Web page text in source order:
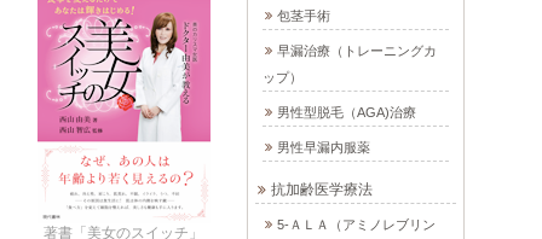
包茎手術
早漏治療（トレーニングカ
ップ）
男性型脱毛（AGA)治療
男性早漏内服薬
抗加齢医学療法
5-ＡＬＡ（アミノレブリン
著書「美女のスイッチ」